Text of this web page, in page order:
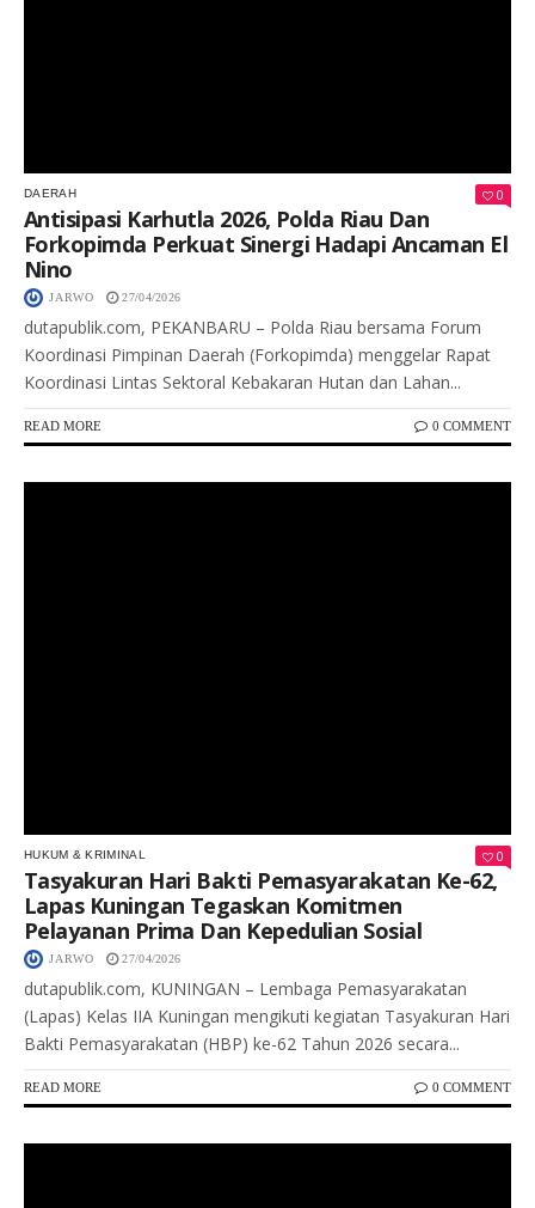
DAERAH 0
Antisipasi Karhutla 2026, Polda Riau Dan
Forkopimda Perkuat Sinergi Hadapi Ancaman El
Nino
JARWO 27/04/2026
dutapublik.com, PEKANBARU – Polda Riau bersama Forum
Koordinasi Pimpinan Daerah (Forkopimda) menggelar Rapat
Koordinasi Lintas Sektoral Kebakaran Hutan dan Lahan...
READ MORE 0 COMMENT
Keterangan Gambar: Penyerahan bantuan sosial dan beasiswa kepada anak petugas serta keluarga warga binaan dalam rangka Tasyakuran Hari Bakti Pemasyarakatan ke-62 di Aula Lapas Kelas IIA Kuningan, Senin (27/4/2026).
HUKUM & KRIMINAL 0
Tasyakuran Hari Bakti Pemasyarakatan Ke-62,
Lapas Kuningan Tegaskan Komitmen
Pelayanan Prima Dan Kepedulian Sosial
JARWO 27/04/2026
dutapublik.com, KUNINGAN – Lembaga Pemasyarakatan
(Lapas) Kelas IIA Kuningan mengikuti kegiatan Tasyakuran Hari
Bakti Pemasyarakatan (HBP) ke-62 Tahun 2026 secara...
READ MORE 0 COMMENT
Keterangan Gambar: Kapolda Gorontalo Irjen Pol. Widodo saat memberikan sambutan dalam pembukaan Pelatihan Audit Dasar bagi personel Polri di Aula BPKP Provinsi Gorontalo, Senin (27/04/2026).